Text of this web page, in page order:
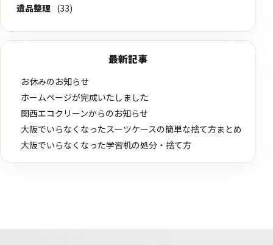
遺品整理 (33)
最新記事
お休みのお知らせ
ホームページが完成いたしました
関西エコクリーンからのお知らせ
大阪でいらなくなったスーツケースの簡単な捨て方まとめ
大阪でいらなくなった学習机の処分・捨て方